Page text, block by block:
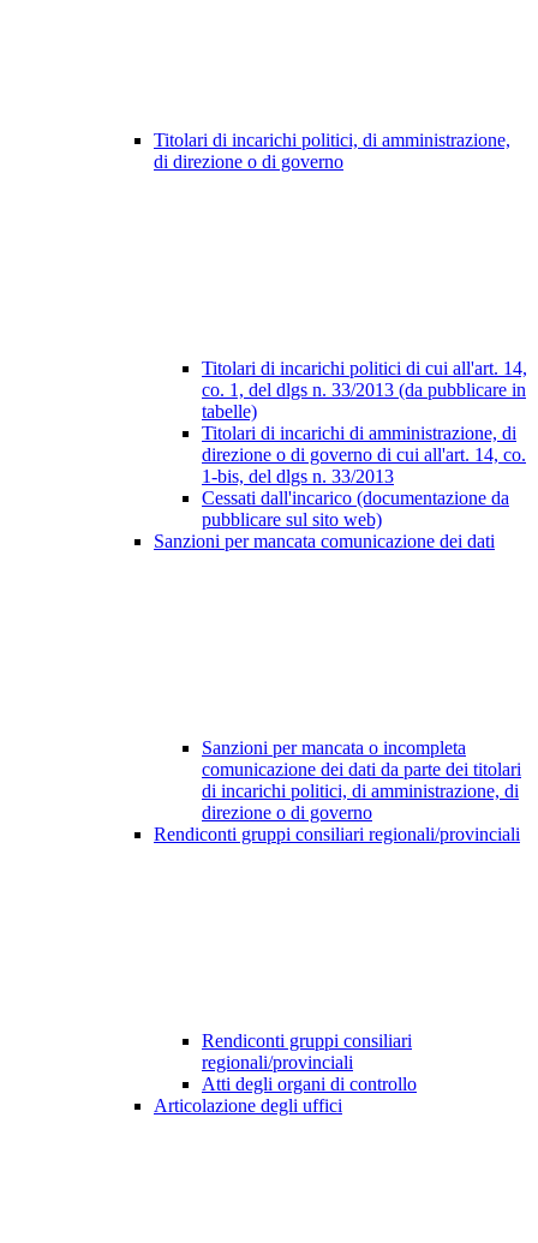
Titolari di incarichi politici, di amministrazione,
di direzione o di governo
Titolari di incarichi politici di cui all'art. 14,
co. 1, del dlgs n. 33/2013 (da pubblicare in
tabelle)
Titolari di incarichi di amministrazione, di
direzione o di governo di cui all'art. 14, co.
1-bis, del dlgs n. 33/2013
Cessati dall'incarico (documentazione da
pubblicare sul sito web)
Sanzioni per mancata comunicazione dei dati
Sanzioni per mancata o incompleta
comunicazione dei dati da parte dei titolari
di incarichi politici, di amministrazione, di
direzione o di governo
Rendiconti gruppi consiliari regionali/provinciali
Rendiconti gruppi consiliari
regionali/provinciali
Atti degli organi di controllo
Articolazione degli uffici